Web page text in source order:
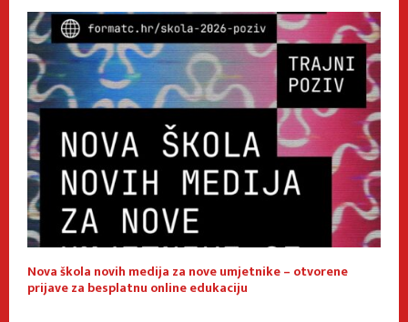
Nova škola novih medija za nove umjetnike – otvorene
prijave za besplatnu online edukaciju